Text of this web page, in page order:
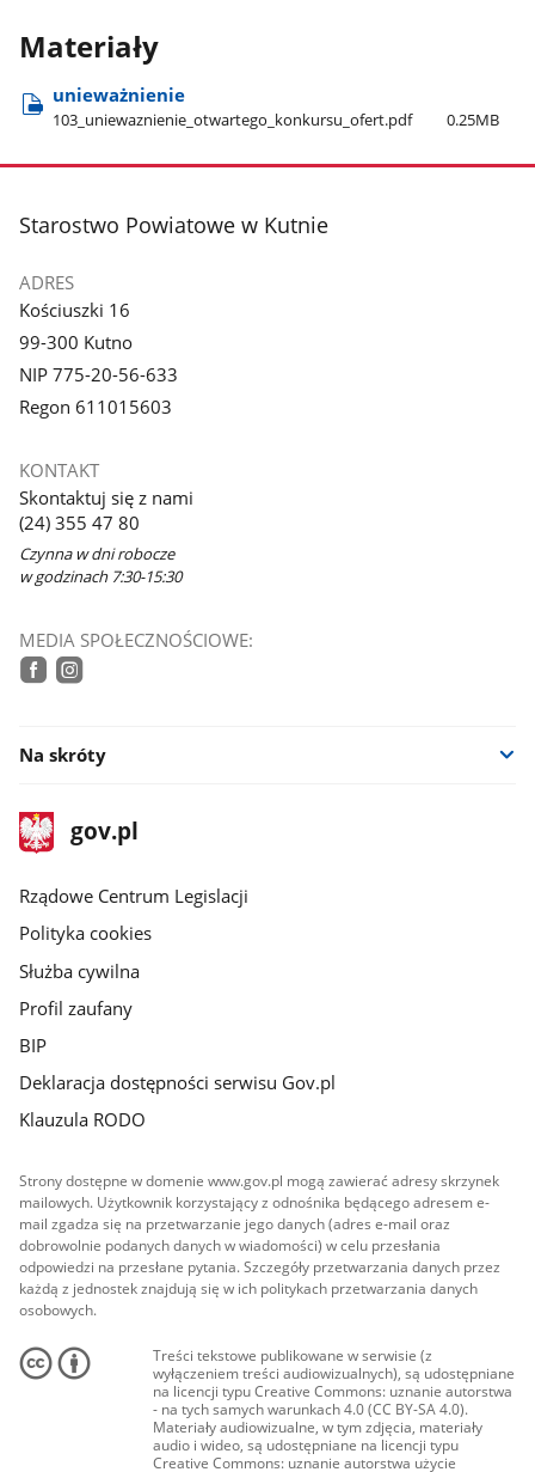
Materiały
unieważnienie
103​_uniewaznienie​_otwartego​_konkursu​_ofert.pdf 0.25MB
stopka
Starostwo Powiatowe w Kutnie
ADRES
Kościuszki 16
99-300 Kutno
NIP 775-20-56-633
Regon 611015603
KONTAKT
Skontaktuj się z nami
(24) 355 47 80
Czynna w dni robocze
w godzinach 7:30-15:30
MEDIA SPOŁECZNOŚCIOWE:
Na skróty
stopka
gov.plStrona
gov.pl
Rządowe Centrum Legislacji
Polityka cookies
Służba cywilna
Profil zaufany
BIP
Deklaracja dostępności serwisu Gov.pl
Klauzula RODO
Strony dostępne w domenie www.gov.pl mogą zawierać adresy skrzynek
mailowych. Użytkownik korzystający z odnośnika będącego adresem e-
mail zgadza się na przetwarzanie jego danych (adres e-mail oraz
dobrowolnie podanych danych w wiadomości) w celu przesłania
odpowiedzi na przesłane pytania. Szczegóły przetwarzania danych przez
każdą z jednostek znajdują się w ich politykach przetwarzania danych
osobowych.
Treści tekstowe publikowane w serwisie (z
wyłączeniem treści audiowizualnych), są udostępniane
na licencji typu Creative Commons: uznanie autorstwa
- na tych samych warunkach 4.0 (CC BY-SA 4.0).
Materiały audiowizualne, w tym zdjęcia, materiały
audio i wideo, są udostępniane na licencji typu
Creative Commons: uznanie autorstwa użycie